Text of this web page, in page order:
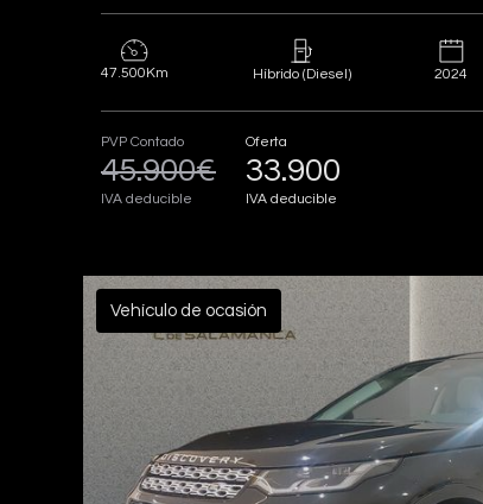
47.500Km Híbrido (Diesel) 2024
PVP Contado
45.900€
IVA deducible
Oferta
33.900
IVA deducible
Vehículo de ocasión